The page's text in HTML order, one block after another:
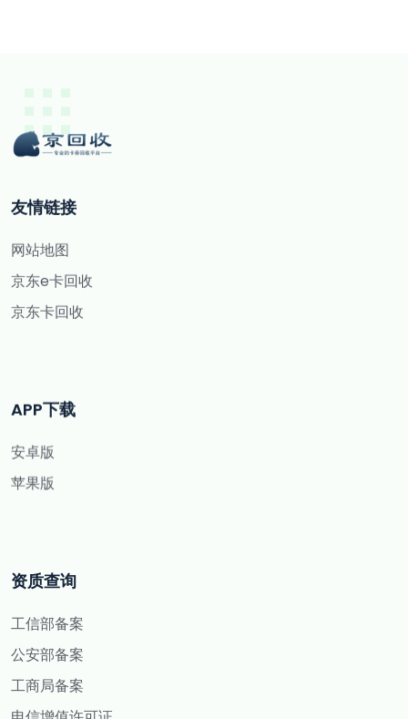
友情链接
网站地图
京东e卡回收
京东卡回收
APP下载
安卓版
苹果版
资质查询
工信部备案
公安部备案
工商局备案